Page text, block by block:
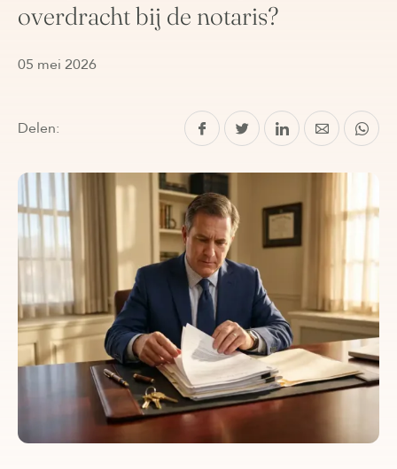
overdracht bij de notaris?
05 mei 2026
Delen: